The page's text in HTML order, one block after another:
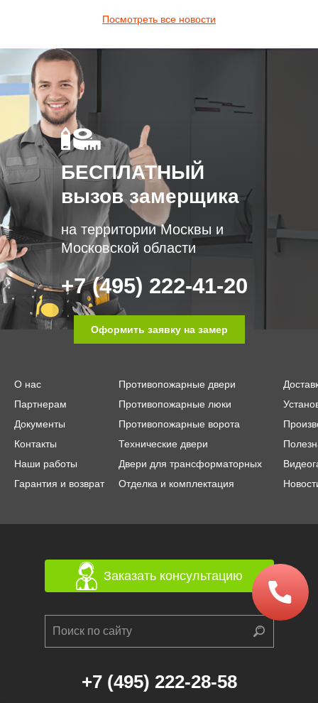
Посмотреть все новости
БЕСПЛАТНЫЙ
вызов замерщика
на территории Москвы и
Московской области
+7 (495) 222-41-20
Оформить заявку на замер
О нас
Партнерам
Документы
Контакты
Наши работы
Гарантия и возврат
Противопожарные двери
Противопожарные люки
Противопожарные ворота
Технические двери
Двери для трансформаторных
Отделка и комплектация
Заказать консультацию
+7 (495) 222-28-58